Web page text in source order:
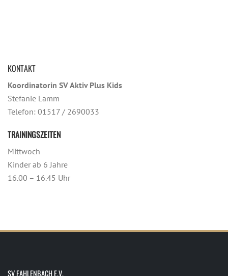
KONTAKT
Koordinatorin SV Aktiv Plus Kids
Stefanie Lamm
Telefon: 01517 / 2690033
TRAININGSZEITEN
Mittwoch
Kinder ab 6 Jahre
16.00 – 16.45 Uhr
SV FAHLENBACH E.V.